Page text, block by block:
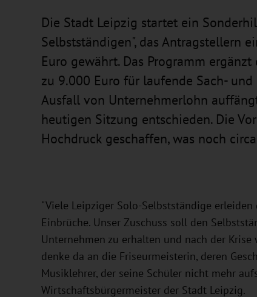
Die Stadt Leipzig startet ein
Selbstständigen", das Antragstellern
Euro gewährt. Das Programm
zu 9.000 Euro für laufende Sach-
Ausfall von Unternehmerlohn
heutigen Sitzung entschieden. Die
Hochdruck geschaffen, was noch
"Viele Leipziger Solo-Selbstständige
Einbrüche. Unser Zuschuss soll den
Unternehmen zu erhalten und nach der
denke da an die Friseurmeisterin, deren
Musiklehrer, der seine Schüler nicht mehr
Wirtschaftsbürgermeister der Stadt Leipzig.